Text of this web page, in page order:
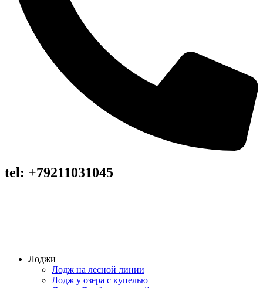
tel: +79211031045
Лоджи
Лодж на лесной линии
Лодж у озера с купелью